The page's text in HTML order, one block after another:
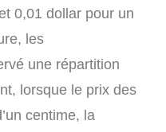
0,01 dollar pour un
les
une répartition
lorsque le prix des
centime, la